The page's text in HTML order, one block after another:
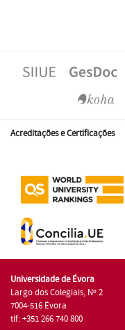
Acreditações e Certificações
Universidade de Évora
Largo dos Colegiais, Nº 2
7004-516 Évora
tlf: +351 266 740 800